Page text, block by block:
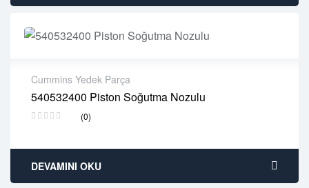
Cummins Yedek Parça
540532400 Piston Soğutma Nozulu
(0)
2 years warranty
Delivery time: 1-2 business days
DEVAMINI OKU